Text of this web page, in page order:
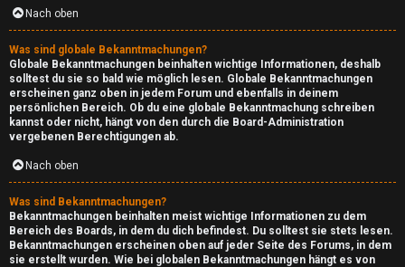
Nach oben
Was sind globale Bekanntmachungen?
Globale Bekanntmachungen beinhalten wichtige Informationen, deshalb
solltest du sie so bald wie möglich lesen. Globale Bekanntmachungen
erscheinen ganz oben in jedem Forum und ebenfalls in deinem
persönlichen Bereich. Ob du eine globale Bekanntmachung schreiben
kannst oder nicht, hängt von den durch die Board-Administration
vergebenen Berechtigungen ab.
Nach oben
Was sind Bekanntmachungen?
Bekanntmachungen beinhalten meist wichtige Informationen zu dem
Bereich des Boards, in dem du dich befindest. Du solltest sie stets lesen.
Bekanntmachungen erscheinen oben auf jeder Seite des Forums, in dem
sie erstellt wurden. Wie bei globalen Bekanntmachungen hängt es von
A
r
c
h
i
v
↳